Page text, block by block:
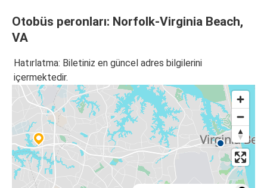
Otobüs peronları: Norfolk-Virginia Beach,
VA
Hatırlatma: Biletiniz en güncel adres bilgilerini
içermektedir.